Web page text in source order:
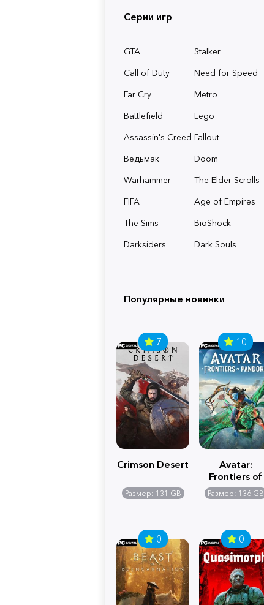
Серии игр
GTA
Stalker
Call of Duty
Need for Speed
Far Cry
Metro
Battlefield
Lego
Assassin's Creed Fallout
Ведьмак
Doom
Warhammer
The Elder Scrolls
FIFA
Age of Empires
The Sims
BioShock
Darksiders
Dark Souls
Популярные новинки
7
Crimson Desert
Размер: 131 GB
10
Avatar:
Frontiers of
Pandora
Размер: 136 GB
0 0